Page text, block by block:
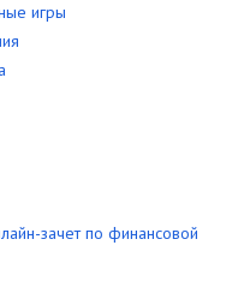
игры
зачет по финансовой